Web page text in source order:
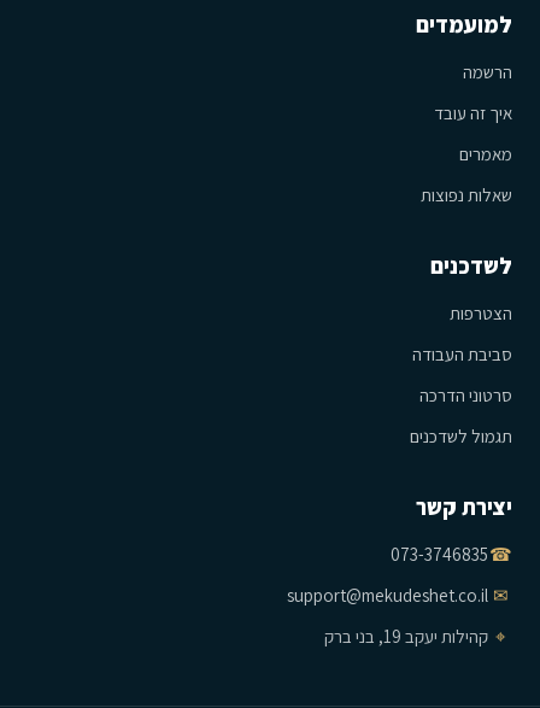
למועמדים
הרשמה
איך זה עובד
מאמרים
שאלות נפוצות
לשדכנים
הצטרפות
סביבת העבודה
סרטוני הדרכה
תגמול לשדכנים
יצירת קשר
☎
073-3746835
✉
support@mekudeshet.co.il
⌖ קהילות יעקב 19, בני ברק